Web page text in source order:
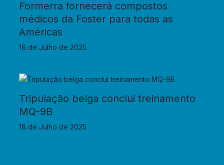
Formerra fornecerá compostos
médicos da Foster para todas as
Américas
16 de Julho de 2025
Tripulação belga conclui treinamento
MQ-9B
18 de Julho de 2025